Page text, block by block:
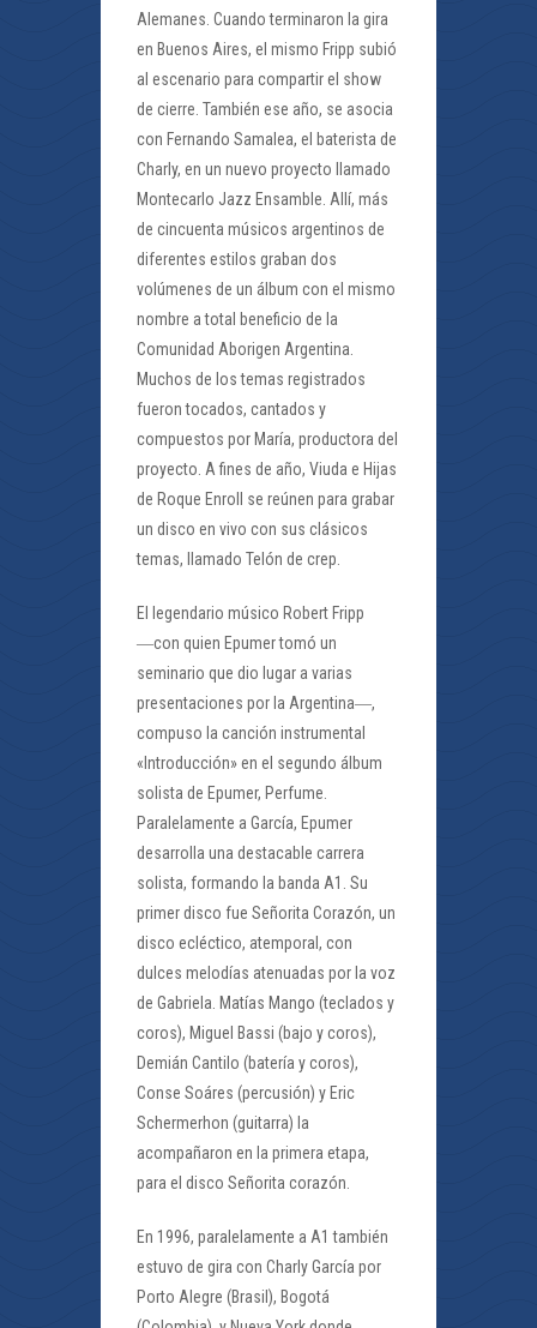
Alemanes. Cuando terminaron la gira
en Buenos Aires, el mismo Fripp subió
al escenario para compartir el show
de cierre. También ese año, se asocia
con Fernando Samalea, el baterista de
Charly, en un nuevo proyecto llamado
Montecarlo Jazz Ensamble. Allí, más
de cincuenta músicos argentinos de
diferentes estilos graban dos
volúmenes de un álbum con el mismo
nombre a total beneficio de la
Comunidad Aborigen Argentina.
Muchos de los temas registrados
fueron tocados, cantados y
compuestos por María, productora del
proyecto. A fines de año, Viuda e Hijas
de Roque Enroll se reúnen para grabar
un disco en vivo con sus clásicos
temas, llamado Telón de crep.
El legendario músico Robert Fripp
―con quien Epumer tomó un
seminario que dio lugar a varias
presentaciones por la Argentina―,
compuso la canción instrumental
«Introducción» en el segundo álbum
solista de Epumer, Perfume.
Paralelamente a García, Epumer
desarrolla una destacable carrera
solista, formando la banda A1. Su
primer disco fue Señorita Corazón, un
disco ecléctico, atemporal, con
dulces melodías atenuadas por la voz
de Gabriela. Matías Mango (teclados y
coros), Miguel Bassi (bajo y coros),
Demián Cantilo (batería y coros),
Conse Soáres (percusión) y Eric
Schermerhon (guitarra) la
acompañaron en la primera etapa,
para el disco Señorita corazón.
En 1996, paralelamente a A1 también
estuvo de gira con Charly García por
Porto Alegre (Brasil), Bogotá